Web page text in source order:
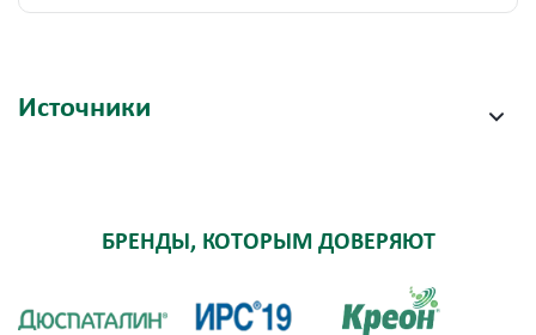
Источники
БРЕНДЫ, КОТОРЫМ ДОВЕРЯЮТ